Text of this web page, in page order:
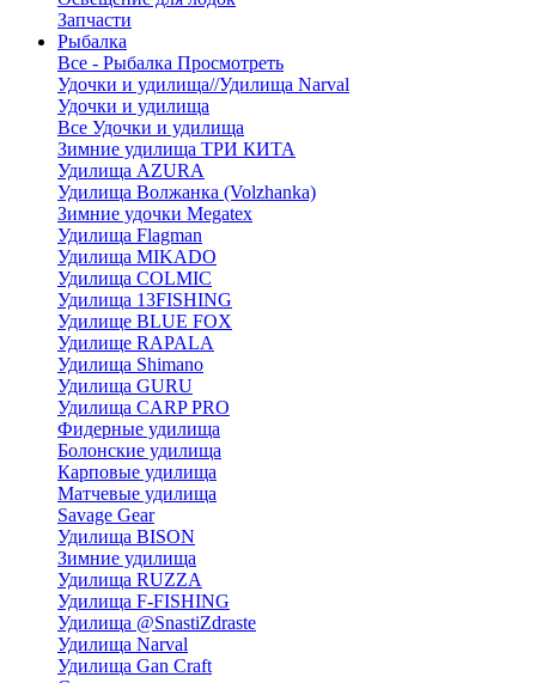
Запчасти
Рыбалка
Все - Рыбалка Просмотреть
Удочки и удилища//Удилища Narval
Удочки и удилища
Все Удочки и удилища
Зимние удилища ТРИ КИТА
Удилища AZURA
Удилища Волжанка (Volzhanka)
Зимние удочки Megatex
Удилища Flagman
Удилища MIKADO
Удилища COLMIC
Удилища 13FISHING
Удилище BLUE FOX
Удилище RAPALA
Удилища Shimano
Удилища GURU
Удилища CARP PRO
Фидерные удилища
Болонские удилища
Карповые удилища
Матчевые удилища
Savage Gear
Удилища BISON
Зимние удилища
Удилища RUZZA
Удилища F-FISHING
Удилища @SnastiZdraste
Удилища Narval
Удилища Gan Craft